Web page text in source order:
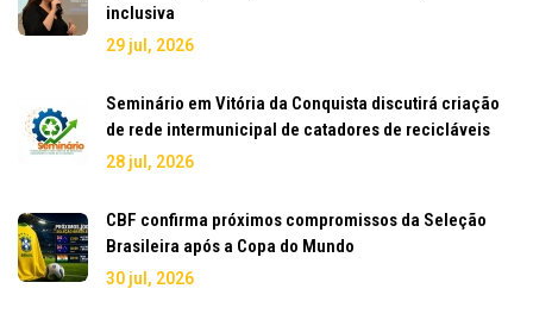
inclusiva
29 jul, 2026
Seminário em Vitória da Conquista discutirá criação
de rede intermunicipal de catadores de recicláveis
28 jul, 2026
CBF confirma próximos compromissos da Seleção
Brasileira após a Copa do Mundo
30 jul, 2026